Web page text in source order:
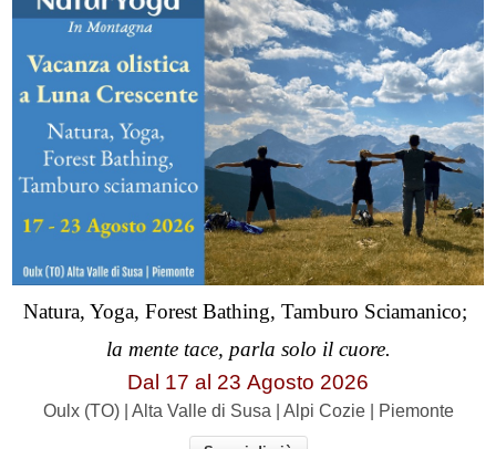
Natura, Yoga, Forest Bathing, Tamburo Sciamanico;
la mente tace, parla solo il cuore.
Dal 17 al 23 Agosto 2026
Oulx (TO) | Alta Valle di Susa | Alpi Cozie | Piemonte